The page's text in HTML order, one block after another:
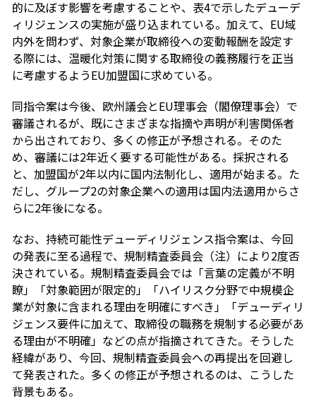
的に及ぼす影響を考慮することや、表4で示したデューデ
ィリジェンスの実施が盛り込まれている。加えて、EU域
内外を問わず、対象企業が取締役への変動報酬を設定す
る際には、温暖化対策に関する取締役の義務履行を正当
に考慮するようEU加盟国に求めている。
同指令案は今後、欧州議会とEU理事会（閣僚理事会）で
審議されるが、既にさまざまな指摘や声明が利害関係者
から出されており、多くの修正が予想される。そのた
め、審議には2年近く要する可能性がある。採択される
と、加盟国が2年以内に国内法制化し、適用が始まる。た
だし、グループ2の対象企業への適用は国内法適用からさ
らに2年後になる。
なお、持続可能性デューディリジェンス指令案は、今回
の発表に至る過程で、規制精査委員会（注）により2度否
決されている。規制精査委員会では「言葉の定義が不明
瞭」「対象範囲が限定的」「ハイリスク分野で中規模企
業が対象に含まれる理由を明確にすべき」「デューディリ
ジェンス要件に加えて、取締役の職務を規制する必要があ
る理由が不明確」などの点が指摘されてきた。そうした
経緯があり、今回、規制精査委員会への再提出を回避し
て発表された。多くの修正が予想されるのは、こうした
背景もある。